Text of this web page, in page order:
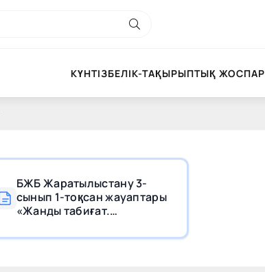
КҮНТІЗБЕЛІК-ТАҚЫРЫПТЫҚ ЖОСПАР
БЖБ Жаратылыстану 3-
сынып 1-тоқсан жауаптары
«Жанды табиғат.